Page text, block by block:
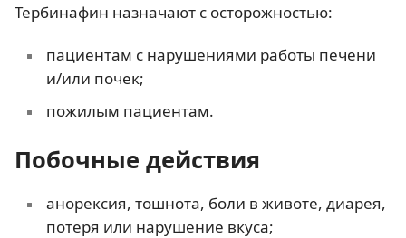
Тербинафин назначают с осторожностью:
пациентам с нарушениями работы печени
и/или почек;
пожилым пациентам.
Побочные действия
анорексия, тошнота, боли в животе, диарея,
потеря или нарушение вкуса;